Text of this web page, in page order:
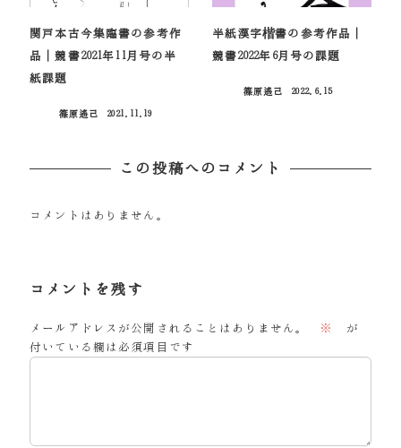
関戸本古今集臨書の参考作
品｜競書2021年11月号の半
紙課題
篠原遙己
2021.11.19
半紙漢字楷書の参考作品｜
競書2022年6月号の課題
篠原遙己
2022.6.15
この投稿へのコメント
コメントはありません。
コメントを残す
メールアドレスが公開されることはありません。 ※
が
付いている欄は必須項目です